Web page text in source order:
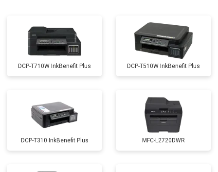
DCP-T710W InkBenefit Plus DCP-T510W InkBenefit Plus
DCP-T310 InkBenefit Plus MFC-L2720DWR